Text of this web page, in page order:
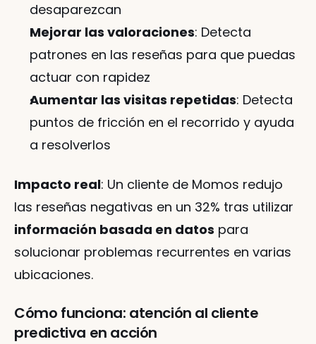
desaparezcan
Mejorar las valoraciones: Detecta
patrones en las reseñas para que puedas
actuar con rapidez
Aumentar las visitas repetidas: Detecta
puntos de fricción en el recorrido y ayuda
a resolverlos
Impacto real: Un cliente de Momos redujo
información basada en datos para
solucionar problemas recurrentes en varias
ubicaciones.
Cómo funciona: atención al cliente
predictiva en acción